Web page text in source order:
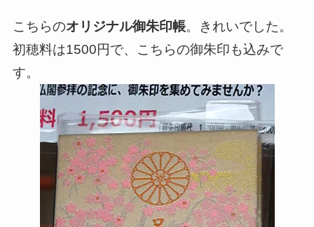
こちらのオリジナル御朱印帳。きれいでした。
初穂料は1500円で、こちらの御朱印も込みで
す。